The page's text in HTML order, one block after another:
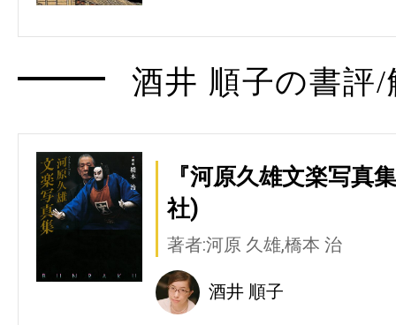
酒井 順子の書評
『河原久雄文楽写真
社)
著者:河原 久雄,橋本 治
酒井 順子